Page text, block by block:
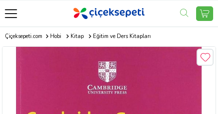
Çiçeksepeti.com Hobi Kitap Eğitim ve Ders Kitapları